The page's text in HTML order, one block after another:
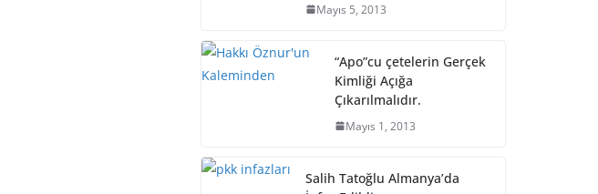
Mayıs 5, 2013
“Apo”cu çetelerin Gerçek
Kimliği Açığa
Çıkarılmalıdır.
Mayıs 1, 2013
Salih Tatoğlu Almanya’da